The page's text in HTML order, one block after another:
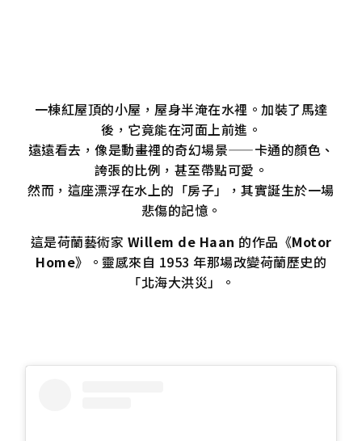
一棟紅屋頂的小屋，屋身半淹在水裡。加裝了馬達
後，它竟能在河面上前進。
遠遠看去，像是動畫裡的奇幻場景——卡通的顏色、
誇張的比例，甚至帶點可愛。
然而，這座漂浮在水上的「房子」，其實誕生於一場
悲傷的記憶。
這是荷蘭藝術家 Willem de Haan 的作品《Motor
Home》。靈感來自 1953 年那場改變荷蘭歷史的
「北海大洪災」。